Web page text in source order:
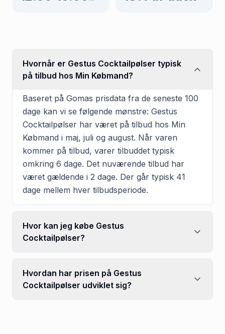
Hvornår er Gestus Cocktailpølser typisk
på tilbud hos Min Købmand?
Baseret på Gomas prisdata fra de seneste 100
dage kan vi se følgende mønstre: Gestus
Cocktailpølser har været på tilbud hos Min
Købmand i maj, juli og august. Når varen
kommer på tilbud, varer tilbuddet typisk
omkring 6 dage. Det nuværende tilbud har
været gældende i 2 dage. Der går typisk 41
dage mellem hver tilbudsperiode.
Hvor kan jeg købe Gestus
Cocktailpølser?
Hvordan har prisen på Gestus
Cocktailpølser udviklet sig?